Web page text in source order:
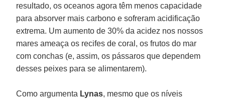
resultado, os oceanos agora têm menos capacidade
para absorver mais carbono e sofreram acidificação
extrema. Um aumento de 30% da acidez nos nossos
mares ameaça os recifes de coral, os frutos do mar
com conchas (e, assim, os pássaros que dependem
desses peixes para se alimentarem).
Como argumenta Lynas, mesmo que os níveis